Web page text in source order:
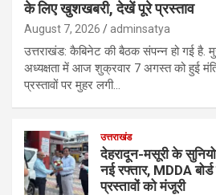
के लिए खुशखबरी, देखें पूरे प्रस्ताव
August 7, 2026 adminsatya
उत्तराखंड: कैबिनेट की बैठक संपन्न हो गई है.
अध्यक्षता में आज शुक्रवार 7 अगस्त को हुई
प्रस्तावों पर मुहर लगी…
उत्तराखंड
देहरादून-मसूरी के
नई रफ्तार, MDDA
प्रस्तावों को मंजूरी